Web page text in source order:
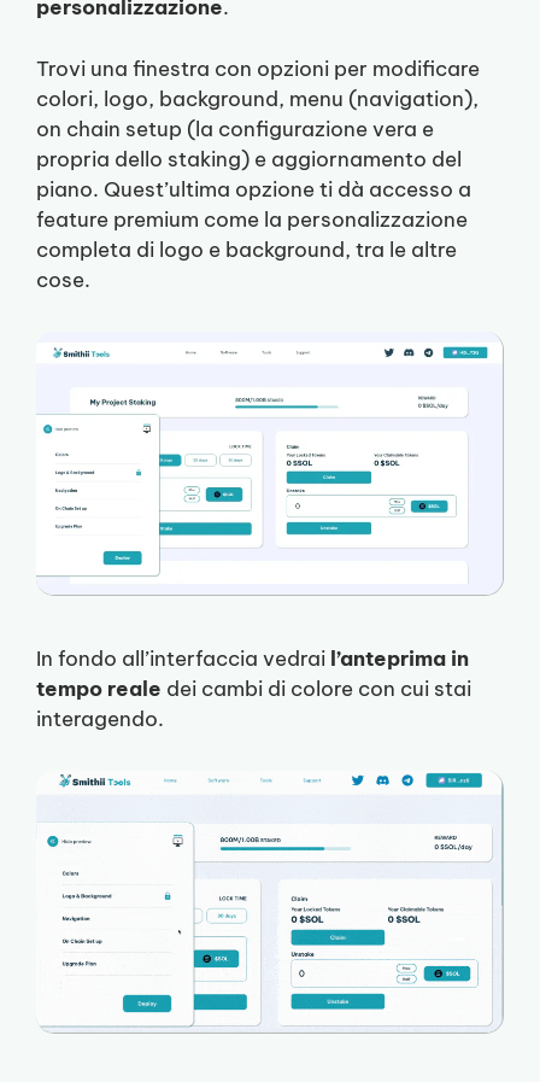
personalizzazione.
Trovi una finestra con opzioni per modificare
colori, logo, background, menu (navigation),
on chain setup (la configurazione vera e
propria dello staking) e aggiornamento del
piano. Quest’ultima opzione ti dà accesso a
feature premium come la personalizzazione
completa di logo e background, tra le altre
cose.
In fondo all’interfaccia vedrai l’anteprima in
tempo reale dei cambi di colore con cui stai
interagendo.